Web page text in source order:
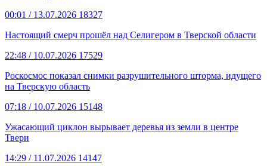
00:01 / 13.07.2026 18327
Настоящий смерч прошёл над Селигером в Тверской области
22:48 / 10.07.2026 17529
Роскосмос показал снимки разрушительного шторма, идущего
на Тверскую область
07:18 / 10.07.2026 15148
Ужасающий циклон вырывает деревья из земли в центре
Твери
14:29 / 11.07.2026 14147